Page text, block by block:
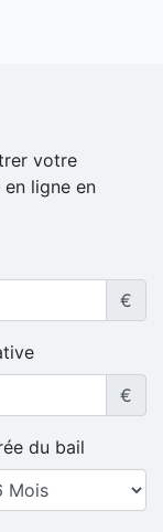
votre
ligne en
€
€
du bail